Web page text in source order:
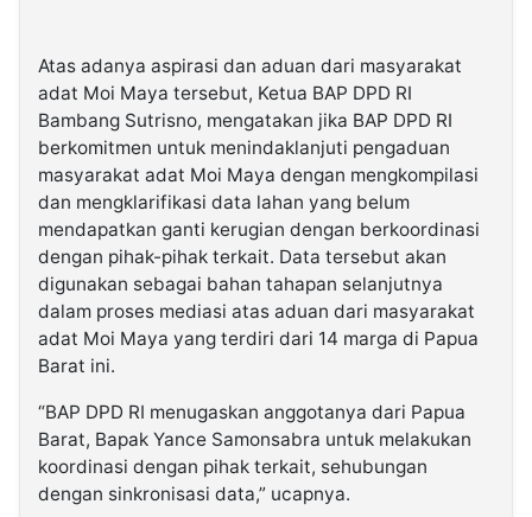
Atas adanya aspirasi dan aduan dari masyarakat
adat Moi Maya tersebut, Ketua BAP DPD RI
Bambang Sutrisno, mengatakan jika BAP DPD RI
berkomitmen untuk menindaklanjuti pengaduan
masyarakat adat Moi Maya dengan mengkompilasi
dan mengklarifikasi data lahan yang belum
mendapatkan ganti kerugian dengan berkoordinasi
dengan pihak-pihak terkait. Data tersebut akan
digunakan sebagai bahan tahapan selanjutnya
dalam proses mediasi atas aduan dari masyarakat
adat Moi Maya yang terdiri dari 14 marga di Papua
Barat ini.
“BAP DPD RI menugaskan anggotanya dari Papua
Barat, Bapak Yance Samonsabra untuk melakukan
koordinasi dengan pihak terkait, sehubungan
dengan sinkronisasi data,” ucapnya.